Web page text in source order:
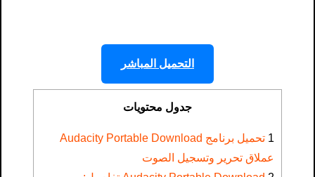
التحميل المباشر
جدول محتويات
1
تحميل برنامج Audacity Portable Download
عملاق تحرير وتسجيل الصوت